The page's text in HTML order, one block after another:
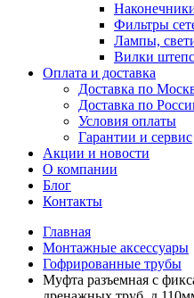
Фильтры
Лампы,
Вилки
Оплата и доставка
Доставка по
Доставка по
Условия оплаты
Гарантии и сервис
Акции и новости
О компании
Блог
Контакты
Главная
Монтажные аксессуары
Гофрированные трубы
Муфта разъемная с